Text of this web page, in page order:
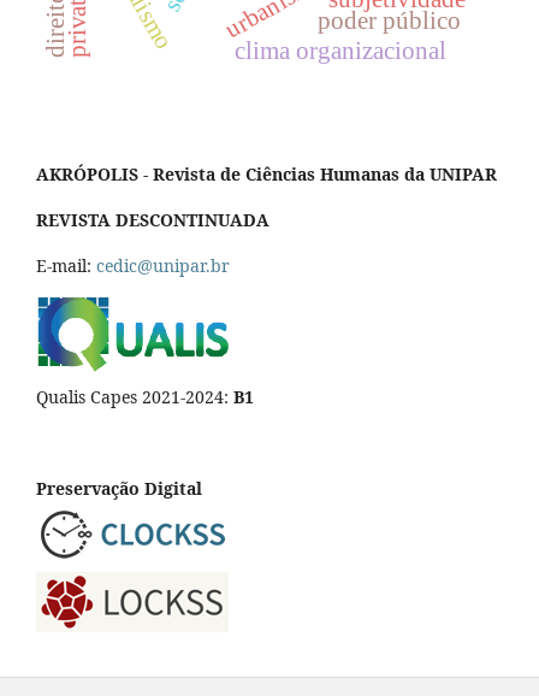
clima organizacional
poder público
AKRÓPOLIS - Revista de Ciências Humanas da UNIPAR
REVISTA DESCONTINUADA
E-mail: cedic@unipar.br
Qualis Capes 2021-2024: B1
Preservação Digital